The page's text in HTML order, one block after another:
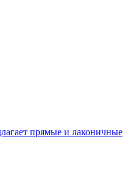
прямые и лаконичные